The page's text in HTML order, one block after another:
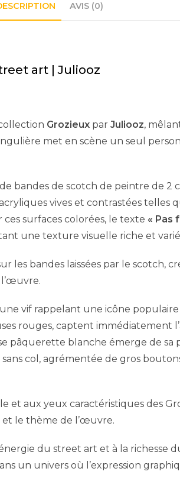
AVIS (0)
art | Juliooz
Grozieux par Juliooz,
met en scène un seul
bandes de scotch de peintre de
vives et contrastées telles
surfaces colorées, le texte « Pas
une texture visuelle riche et
les bandes laissées par le
vif rappelant une icône populaire
rouges, captent immédiatement
pâquerette blanche émerge de
col, agrémentée de gros
et aux yeux caractéristiques des
le thème de l’œuvre.
du street art et à la richesse
un univers où l’expression